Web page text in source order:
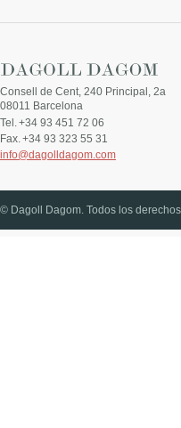
Consell de Cent, 240 Principal, 2a
08011 Barcelona
Tel.+34 93 451 72 06
Fax.+34 93 323 55 31
info@dagolldagom.com
© Dagoll Dagom. Todos los